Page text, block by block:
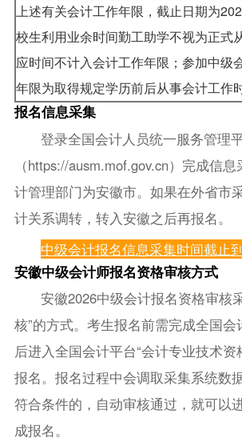
上述有关会计工作年限，截止日期为
校生利用业余时间勤工助学不视为正式
应时间不计入会计工作年限；参加中级
年限为取得规定学历前后从事会计工作
报名信息采集
登录全国会计人员统一服务管理
（https://ausm.mof.gov.cn）完成信
计管理部门为安徽市。如果在外省市
计关系调转，转入安徽之后再报名。
中级会计报名信息采集时间截止
安徽中级会计师报名资格审核方式
安徽2026中级会计报名资格审核
核”的方式。考生报名前需完成全国
后进入全国会计平台“会计专业技术资
报名。报名过程中会调取采集系统数
符合条件的，自动审核通过，就可以
成报名。